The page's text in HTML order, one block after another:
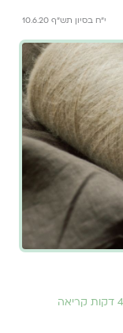
י"ח בסיון תש"ף 10.6.20